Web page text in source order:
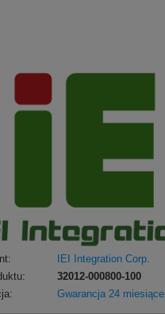
IEI Integration Corp.
32012-000800-100
Gwarancja 24 miesiące